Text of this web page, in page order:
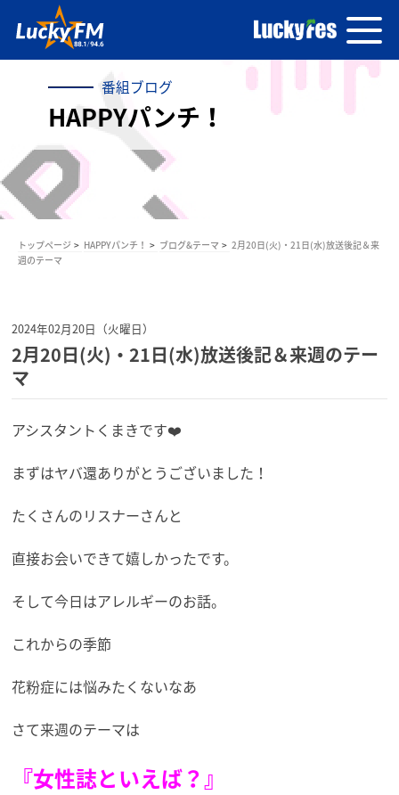
番組ブログ
HAPPYパンチ！
トップページ HAPPYパンチ！ ブログ&テーマ
2月20日(火)・21日(水)放送後記＆来
週のテーマ
2024年02月20日（火曜日）
2月20日(火)・21日(水)放送後記＆来週のテー
マ
アシスタントくまきです❤️
まずはヤバ還ありがとうございました！
たくさんのリスナーさんと
直接お会いできて嬉しかったです。
そして今日はアレルギーのお話。
これからの季節
花粉症には悩みたくないなあ
さて来週のテーマは
『女性誌といえば？』